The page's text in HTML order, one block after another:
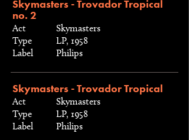
Skymasters - Trovador Tropical
no. 2
Act
Skymasters
Type
LP, 1958
Label
Philips
Skymasters - Trovador Tropical
Act
Skymasters
Type
LP, 1958
Label
Philips